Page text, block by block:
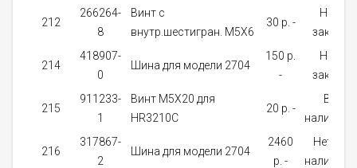
212
266264-
8
Винт с
внутр.шестигран. M5X6
30 p. -
На
заказ
214
418907-
0
Шина для модели 2704
150 p.
-
На
заказ
215
911233-
1
Винт M5X20 для
HR3210C
20 p. -
В
наличии
216
317867-
2
Шина для модели 2704
2460
p. -
Нет в
наличии